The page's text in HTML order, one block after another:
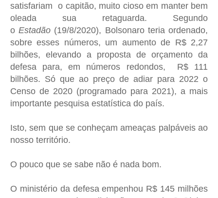
satisfariam o capitão, muito cioso em manter bem
oleada sua retaguarda. Segundo
oEstadão (19/8/2020), Bolsonaro teria ordenado,
sobre esses números, um aumento de R$ 2,27
bilhões, elevando a proposta de orçamento da
defesa para, em números redondos, R$ 111
bilhões. Só que ao preço de adiar para 2022 o
Censo de 2020 (programado para 2021), a mais
importante pesquisa estatística do país.
Isto, sem que se conheçam ameaças palpáveis ao
nosso território.
O pouco que se sabe não é nada bom.
O ministério da defesa empenhou R$ 145 milhões